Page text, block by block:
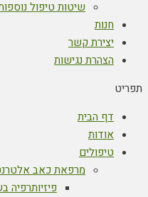
שיטות טיפול נוספות
חנות
יצירת קשר
הצהרת נגישות
תפריט
דף הבית
אודות
טיפולים
מרפאת כאב
פיזיותרפיה